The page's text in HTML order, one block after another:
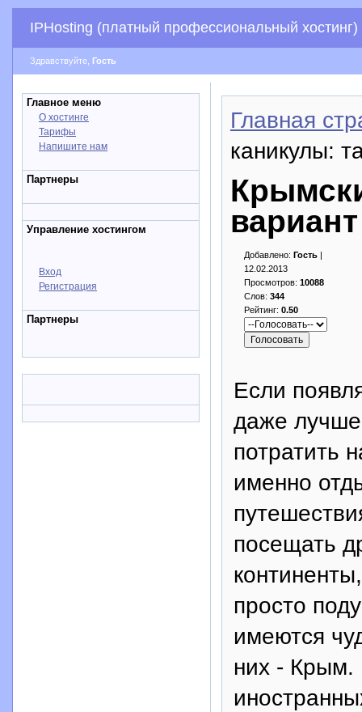
IPHosting (платный профессиональный хостинг)
Здравствуйте, Гость
Главное меню
О хостинге
Тарифы
Напишите нам
Партнеры
Управление хостингом
Вход
Регистрация
Партнеры
Главная
каникулы:
Добавлено: Гость |
12.02.2013
Просмотров: 10088
Слов: 344
Рейтинг: 0.50
Если
даже лучше
потратить
именно
посещать
просто
имеются
них - Крым.